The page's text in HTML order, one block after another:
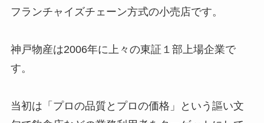
フランチャイズチェーン方式の小売店です。
神戸物産は2006年に上々の東証１部上場企業で
す。
当初は「プロの品質とプロの価格」という謳い文